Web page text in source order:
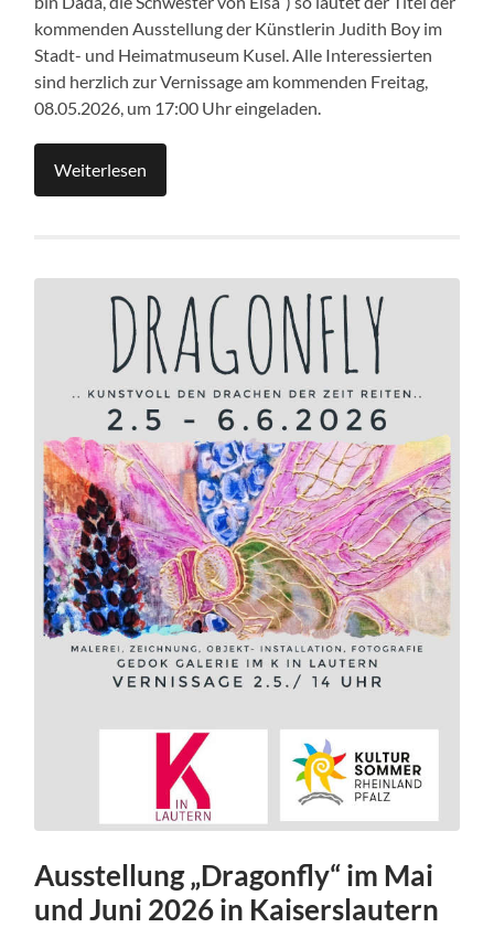
kommenden Ausstellung der Künstlerin Judith Boy im
Stadt- und Heimatmuseum Kusel. Alle Interessierten
sind herzlich zur Vernissage am kommenden Freitag,
08.05.2026, um 17:00 Uhr eingeladen.
Weiterlesen
Ausstellung „Dragonfly“ im Mai
und Juni 2026 in Kaiserslautern